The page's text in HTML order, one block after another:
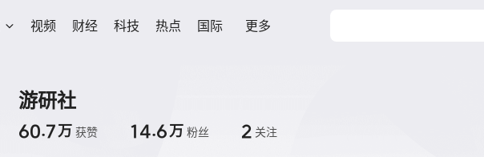
视频 财经 科技 热点 国际 更多
游研社
60.7万 获赞 14.6万 粉丝 2 关注